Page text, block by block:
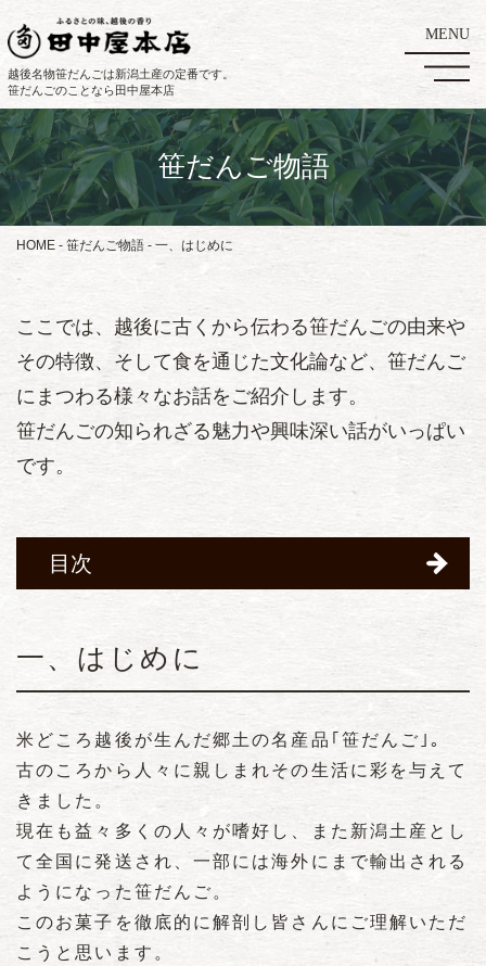
越後名物笹だんごは新潟土産の定番です。
笹だんごのことなら田中屋本店
笹だんご物語
HOME 笹だんご物語 一、はじめに
ここでは、越後に古くから伝わる笹だんごの由来や
その特徴、そして食を通じた文化論など、笹だんご
にまつわる様々なお話をご紹介します。
笹だんごの知られざる魅力や興味深い話がいっぱい
です。
目次
一、はじめに
米どころ越後が生んだ郷土の名産品｢笹だんご｣。
古のころから人々に親しまれその生活に彩を与えて
きました。
現在も益々多くの人々が嗜好し、また新潟土産とし
て全国に発送され、一部には海外にまで輸出される
ようになった笹だんご。
このお菓子を徹底的に解剖し皆さんにご理解いただ
こうと思います。